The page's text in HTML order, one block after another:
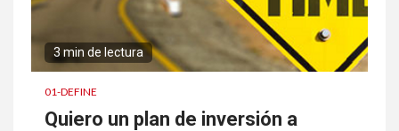
3 min de lectura
01-DEFINE
Quiero un plan de inversión a